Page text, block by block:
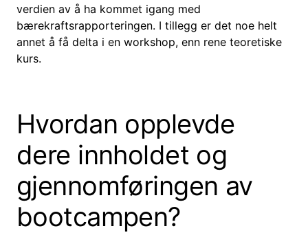
verdien av å ha kommet igang med
bærekraftsrapporteringen. I tillegg er det noe helt
annet å få delta i en workshop, enn rene teoretiske
kurs.
Hvordan opplevde
dere innholdet og
gjennomføringen av
bootcampen?